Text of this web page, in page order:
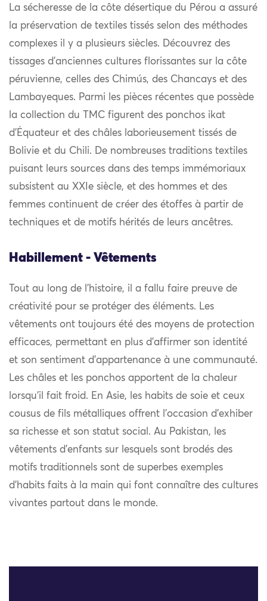
La sécheresse de la côte désertique du Pérou a assuré
la préservation de textiles tissés selon des méthodes
complexes il y a plusieurs siècles. Découvrez des
tissages d’anciennes cultures florissantes sur la côte
péruvienne, celles des Chimús, des Chancays et des
Lambayeques. Parmi les pièces récentes que possède
la collection du TMC figurent des ponchos ikat
d’Équateur et des châles laborieusement tissés de
Bolivie et du Chili. De nombreuses traditions textiles
puisant leurs sources dans des temps immémoriaux
subsistent au XXIe siècle, et des hommes et des
femmes continuent de créer des étoffes à partir de
techniques et de motifs hérités de leurs ancêtres.
Habillement - Vêtements
Tout au long de l’histoire, il a fallu faire preuve de
créativité pour se protéger des éléments. Les
vêtements ont toujours été des moyens de protection
efficaces, permettant en plus d’affirmer son identité
et son sentiment d’appartenance à une communauté.
Les châles et les ponchos apportent de la chaleur
lorsqu’il fait froid. En Asie, les habits de soie et ceux
cousus de fils métalliques offrent l’occasion d’exhiber
sa richesse et son statut social. Au Pakistan, les
vêtements d’enfants sur lesquels sont brodés des
motifs traditionnels sont de superbes exemples
d’habits faits à la main qui font connaître des cultures
vivantes partout dans le monde.